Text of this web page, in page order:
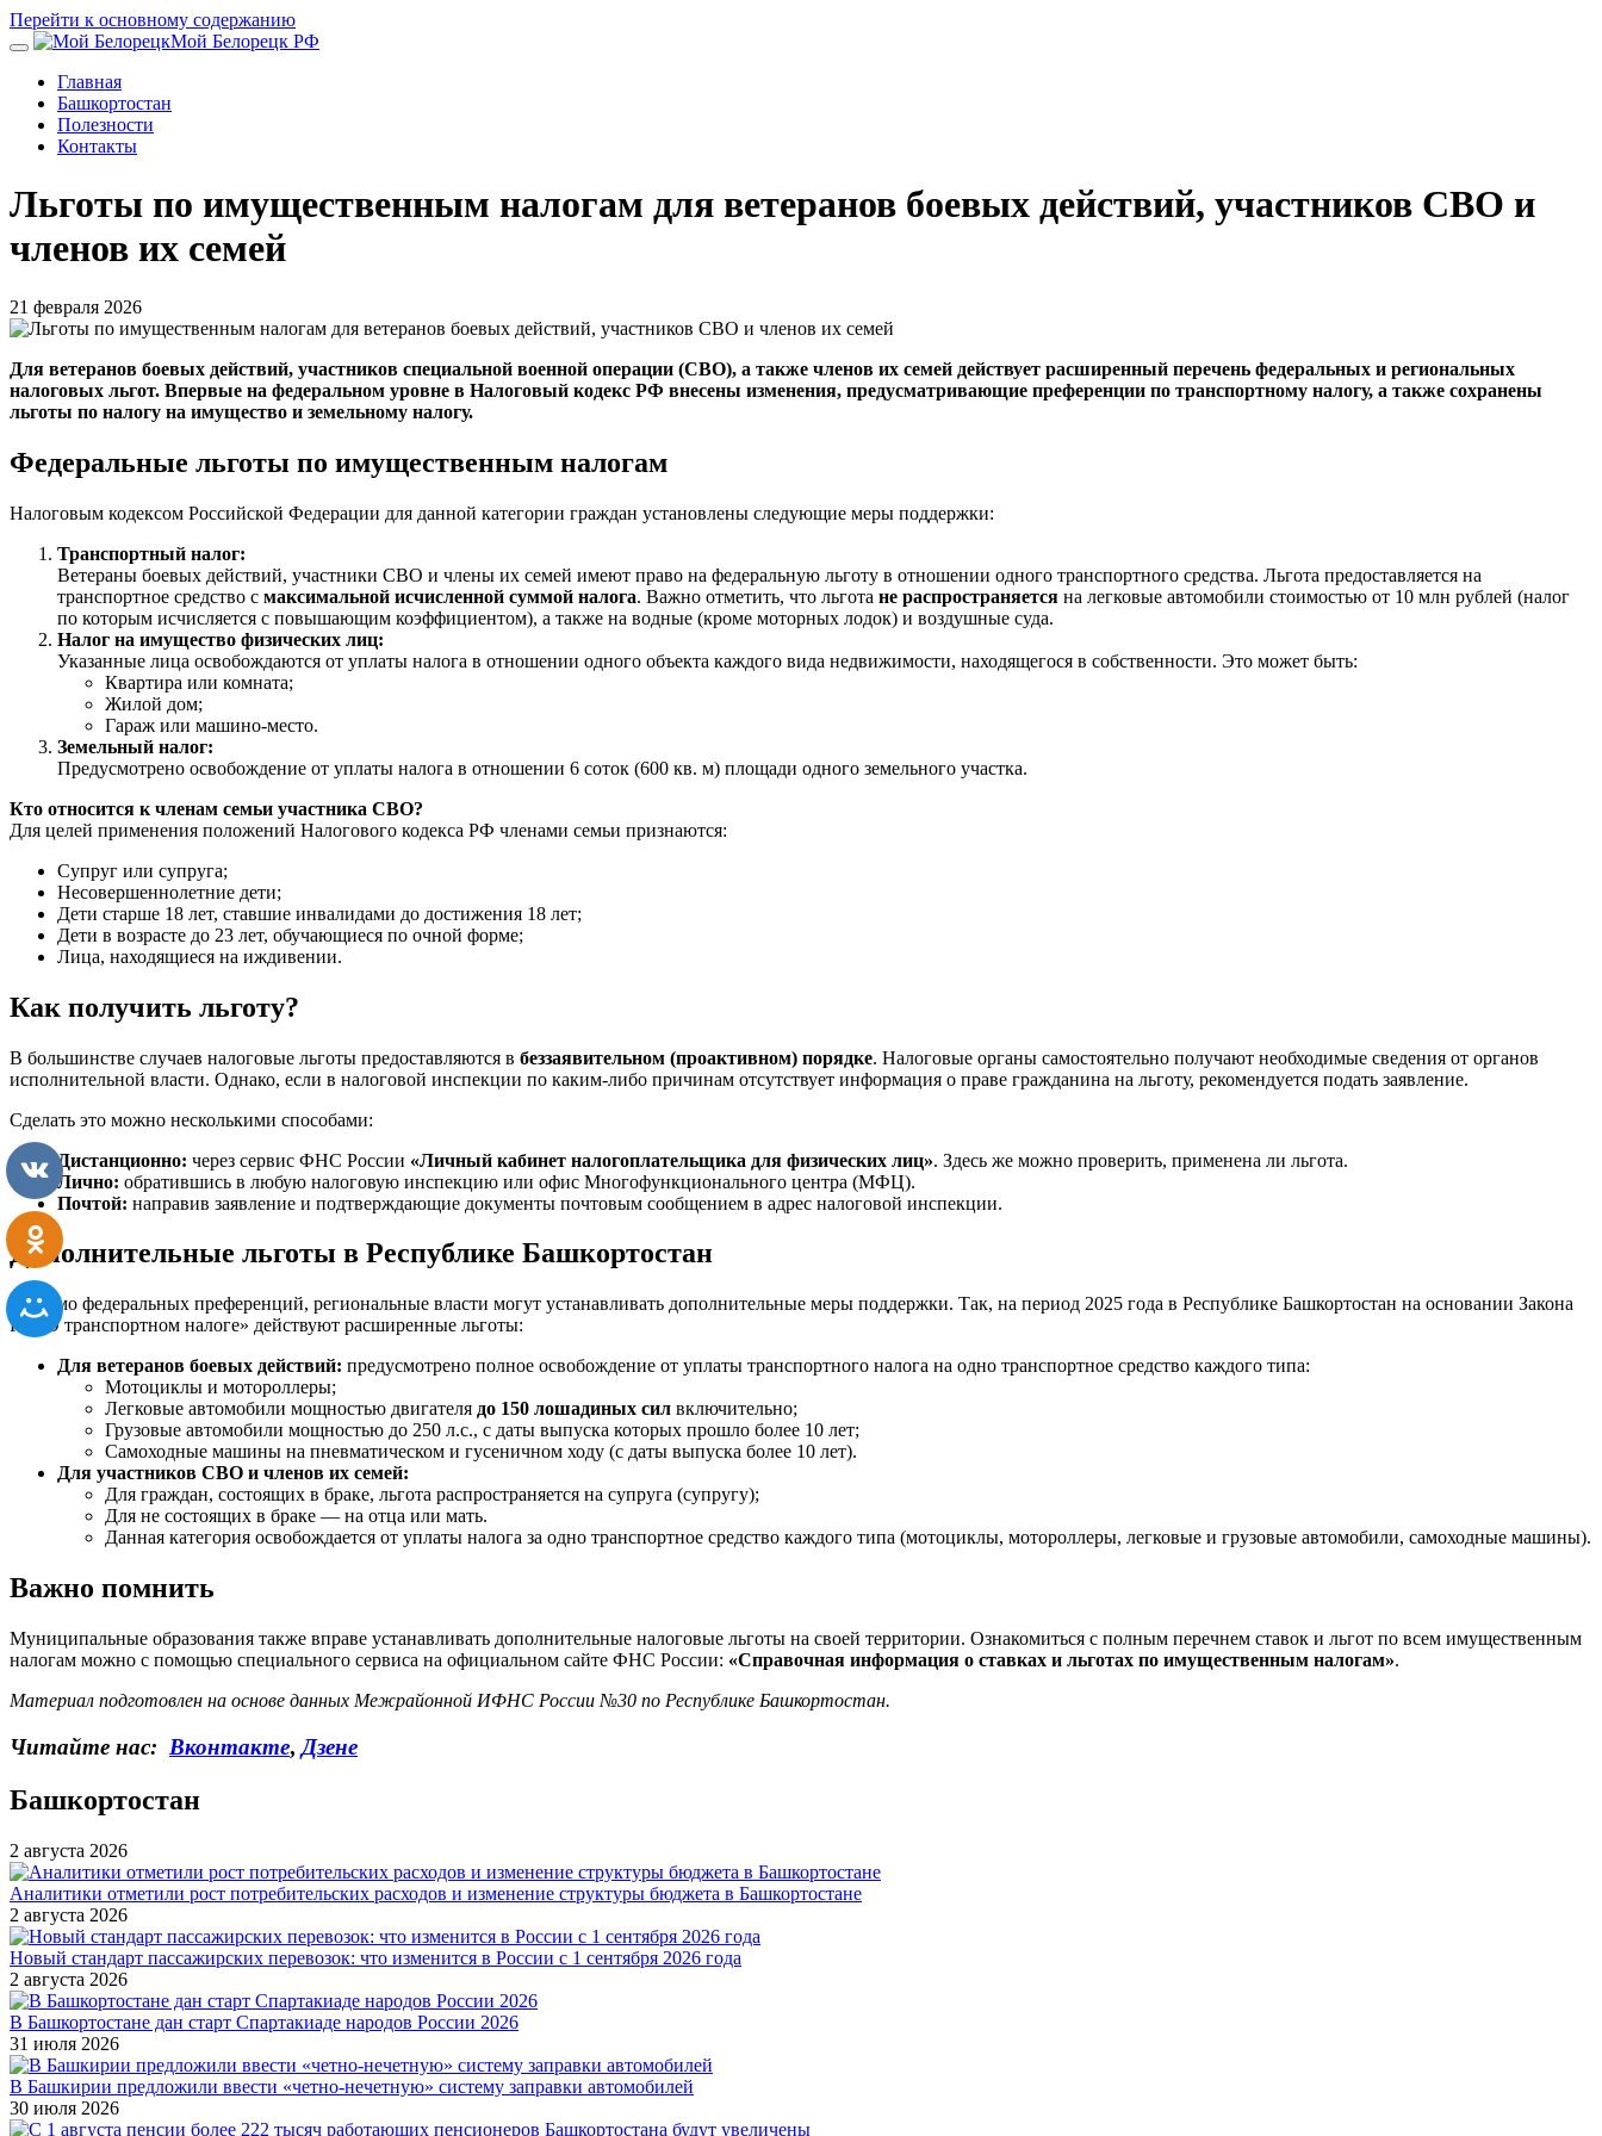
Перейти к основному содержанию
Мой Белорецк РФ
Главная
Башкортостан
Полезности
Контакты
Льготы по имущественным налогам для ветеранов боевых действий, участников СВО и
членов их семей
21 февраля 2026
Для ветеранов боевых действий, участников специальной военной операции (СВО), а также членов их семей действует расширенный перечень федеральных и региональных
налоговых льгот. Впервые на федеральном уровне в Налоговый кодекс РФ внесены изменения, предусматривающие преференции по транспортному налогу, а также сохранены
льготы по налогу на имущество и земельному налогу.
Федеральные льготы по имущественным налогам
Налоговым кодексом Российской Федерации для данной категории граждан установлены следующие меры поддержки:
Транспортный налог:
Ветераны боевых действий, участники СВО и члены их семей имеют право на федеральную льготу в отношении одного транспортного средства. Льгота предоставляется на
транспортное средство с максимальной исчисленной суммой налога. Важно отметить, что льгота не распространяется на легковые автомобили стоимостью от 10 млн рублей (налог
по которым исчисляется с повышающим коэффициентом), а также на водные (кроме моторных лодок) и воздушные суда.
Налог на имущество физических лиц:
Указанные лица освобождаются от уплаты налога в отношении одного объекта каждого вида недвижимости, находящегося в собственности. Это может быть:
Квартира или комната;
Жилой дом;
Гараж или машино-место.
Земельный налог:
Предусмотрено освобождение от уплаты налога в отношении 6 соток (600 кв. м) площади одного земельного участка.
Кто относится к членам семьи участника СВО?
Для целей применения положений Налогового кодекса РФ членами семьи признаются:
Супруг или супруга;
Несовершеннолетние дети;
Дети старше 18 лет, ставшие инвалидами до достижения 18 лет;
Дети в возрасте до 23 лет, обучающиеся по очной форме;
Лица, находящиеся на иждивении.
Как получить льготу?
В большинстве случаев налоговые льготы предоставляются в беззаявительном (проактивном) порядке. Налоговые органы самостоятельно получают необходимые сведения от органов
исполнительной власти. Однако, если в налоговой инспекции по каким-либо причинам отсутствует информация о праве гражданина на льготу, рекомендуется подать заявление.
Сделать это можно несколькими способами:
Дистанционно: через сервис ФНС России «Личный кабинет налогоплательщика для физических лиц». Здесь же можно проверить, применена ли льгота.
Лично: обратившись в любую налоговую инспекцию или офис Многофункционального центра (МФЦ).
Почтой: направив заявление и подтверждающие документы почтовым сообщением в адрес налоговой инспекции.
Дополнительные льготы в Республике Башкортостан
Помимо федеральных преференций, региональные власти могут устанавливать дополнительные меры поддержки. Так, на период 2025 года в Республике Башкортостан на основании Закона
РБ «О транспортном налоге» действуют расширенные льготы:
Для ветеранов боевых действий: предусмотрено полное освобождение от уплаты транспортного налога на одно транспортное средство каждого типа:
Мотоциклы и мотороллеры;
Легковые автомобили мощностью двигателя до 150 лошадиных сил включительно;
Грузовые автомобили мощностью до 250 л.с., с даты выпуска которых прошло более 10 лет;
Самоходные машины на пневматическом и гусеничном ходу (с даты выпуска более 10 лет).
Для участников СВО и членов их семей:
Для граждан, состоящих в браке, льгота распространяется на супруга (супругу);
Для не состоящих в браке — на отца или мать.
Данная категория освобождается от уплаты налога за одно транспортное средство каждого типа (мотоциклы, мотороллеры, легковые и грузовые автомобили, самоходные машины).
Важно помнить
Муниципальные образования также вправе устанавливать дополнительные налоговые льготы на своей территории. Ознакомиться с полным перечнем ставок и льгот по всем имущественным
налогам можно с помощью специального сервиса на официальном сайте ФНС России: «Справочная информация о ставках и льготах по имущественным налогам».
Материал подготовлен на основе данных Межрайонной ИФНС России №30 по Республике Башкортостан.
Читайте нас: Вконтакте, Дзене
Башкортостан
2 августа 2026
Аналитики отметили рост потребительских расходов и изменение структуры бюджета в Башкортостане
2 августа 2026
Новый стандарт пассажирских перевозок: что изменится в России с 1 сентября 2026 года
2 августа 2026
В Башкортостане дан старт Спартакиаде народов России 2026
31 июля 2026
В Башкирии предложили ввести «четно-нечетную» систему заправки автомобилей
30 июля 2026